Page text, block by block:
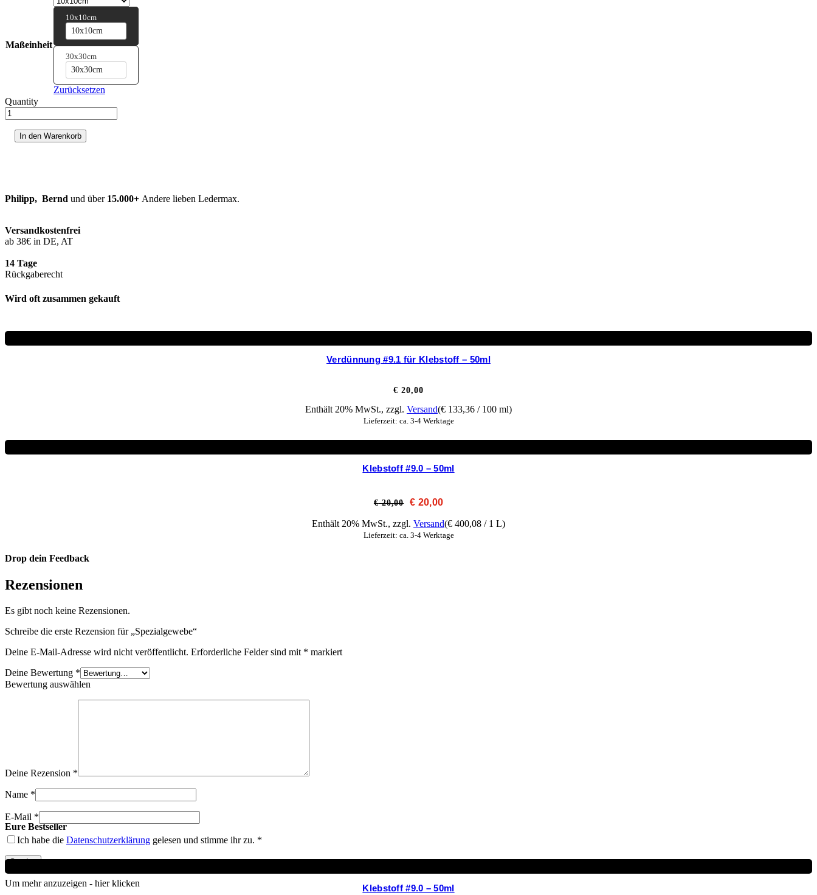
Maßeinheit
10x10cm
10x10cm
30x30cm
30x30cm
Zurücksetzen
Quantity
Spezialgewebe
Menge
In den Warenkorb
Philipp, Bernd und über 15.000+ Andere lieben Ledermax.
Versandkostenfrei
ab 38€ in DE, AT
14 Tage
Rückgaberecht
Wird oft zusammen gekauft
Verdünnung #9.1 für Klebstoff – 50ml
€ 20,00
Enthält 20% MwSt., zzgl. Versand(€ 133,36 / 100 ml)
Lieferzeit: ca. 3-4 Werktage
Produkt
Klebstoff #9.0 – 50ml
€20,00
Ursprünglicher
Preis
€ 20,00
€ 20,00
€ 20,00.
Enthält 20% MwSt., zzgl. Versand(€ 400,08 / 1 L)
Lieferzeit: ca. 3-4 Werktage
Drop dein Feedback
Rezensionen
Es gibt noch keine Rezensionen.
Schreibe die erste Rezension für „Spezialgewebe“
Deine E-Mail-Adresse wird nicht veröffentlicht. Erforderliche Felder sind mit * markiert
Deine Bewertung *
Bewertung auswählen
Deine Rezension *
Name *
E-Mail *
Ich habe die Datenschutzerklärung gelesen und stimme ihr zu. *
Um mehr anzuzeigen - hier klicken
Eure Bestseller
Produkt
weist
Klebstoff #9.0 – 50ml